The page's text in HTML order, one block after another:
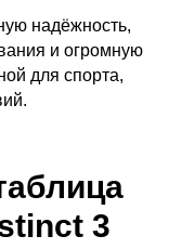
надёжность,
и огромную
для спорта,
3